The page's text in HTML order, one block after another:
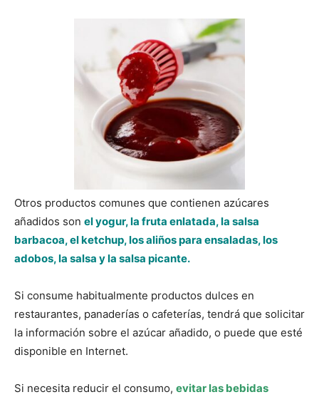
Otros productos comunes que contienen azúcares
añadidos son el yogur, la fruta enlatada, la salsa
barbacoa, el ketchup, los aliños para ensaladas, los
adobos, la salsa y la salsa picante.
Si consume habitualmente productos dulces en
restaurantes, panaderías o cafeterías, tendrá que solicitar
la información sobre el azúcar añadido, o puede que esté
disponible en Internet.
Si necesita reducir el consumo, evitar las bebidas